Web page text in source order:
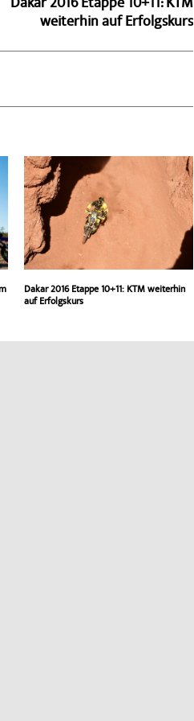
Dakar 2016 Etappe 10+11: KTM
weiterhin auf Erfolgskurs
Dakar 2016 Etappe 10+11: KTM weiterhin
auf Erfolgskurs